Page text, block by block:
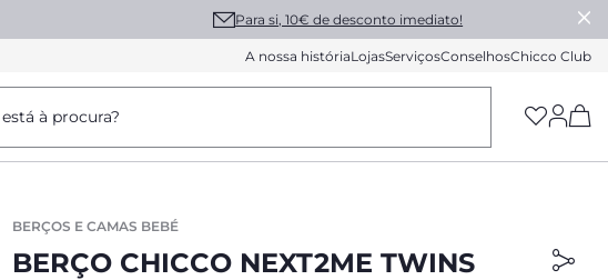
Para si, 10€ de desconto imediato!
A nossa históriaLojasServiçosConselhosChicco Club
à procura?
BERÇOS E CAMAS BEBÉ
BERÇO CHICCO NEXT2ME TWINS